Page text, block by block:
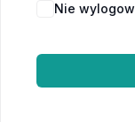
Nie